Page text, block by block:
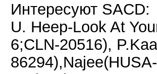
Интересуют SACD:
U. Heep-Look At
6;CLN-20516),